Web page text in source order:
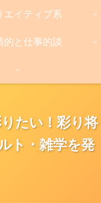
たい！彩り将
ト・雑学を発
エイティブ系
的と仕事的談